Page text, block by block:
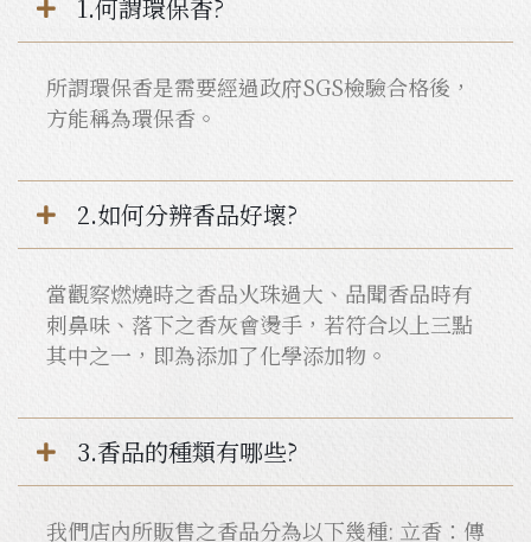
1.何謂環保香?
所謂環保香是需要經過政府SGS檢驗合格後，
方能稱為環保香。
2.如何分辨香品好壞?
當觀察燃燒時之香品火珠過大、品聞香品時有
刺鼻味、落下之香灰會燙手，若符合以上三點
其中之一，即為添加了化學添加物。
3.香品的種類有哪些?
我們店內所販售之香品分為以下幾種: 立香：傳